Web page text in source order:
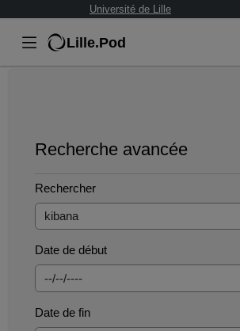
Université de Lille
Lille.Pod
Recherche avancée
Rechercher
Date de début
Date de fin